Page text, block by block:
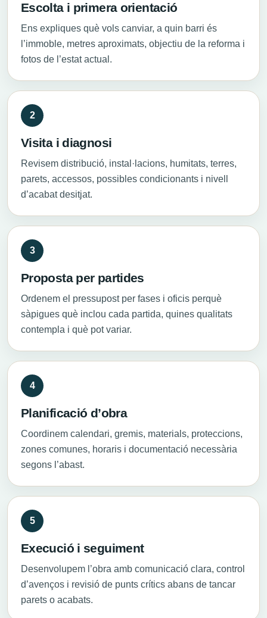
Escolta i primera orientació
Ens expliques què vols canviar, a quin barri és
l’immoble, metres aproximats, objectiu de la reforma i
fotos de l’estat actual.
Visita i diagnosi
Revisem distribució, instal·lacions, humitats, terres,
parets, accessos, possibles condicionants i nivell
d’acabat desitjat.
Proposta per partides
Ordenem el pressupost per fases i oficis perquè
sàpigues què inclou cada partida, quines qualitats
contempla i què pot variar.
Planificació d’obra
Coordinem calendari, gremis, materials, proteccions,
zones comunes, horaris i documentació necessària
segons l’abast.
Execució i seguiment
Desenvolupem l’obra amb comunicació clara, control
d’avenços i revisió de punts crítics abans de tancar
parets o acabats.